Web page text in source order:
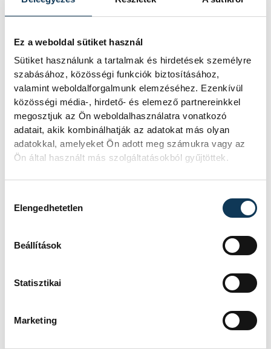
Ez a weboldal sütiket használ
Sütiket használunk a tartalmak és hirdetések személyre
szabásához, közösségi funkciók biztosításához,
valamint weboldalforgalmunk elemzéséhez. Ezenkívül
közösségi média-, hirdető- és elemező partnereinkkel
megosztjuk az Ön weboldalhasználatra vonatkozó
adatait, akik kombinálhatják az adatokat más olyan
adatokkal, amelyeket Ön adott meg számukra vagy az
Ön által használt más szolgáltatásokból gyűjtöttek.
Elengedhetetlen
Beállítások
Statisztikai
Marketing
Heil Bálint 1954-ben került az Egyetemre,
intézmény léte elmondása szerint a
kezdetektől fogva problémás volt, ahogy
telt az idő, a különböző reformok mind
működését. A légkör remek volt, de nehéz
választották meg Heil Bálintot rektornak. A